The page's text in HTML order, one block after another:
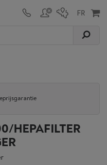
HEPAFILTER